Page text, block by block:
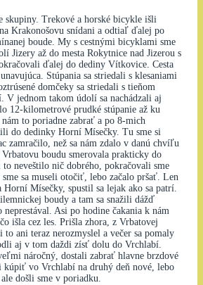
skupiny. Trekové a horské bicykle išli
Krakonošovu snídani a odtiaľ ďalej po
boude. My s cestnými bicyklami sme
Jizery až do mesta Rokytnice nad Jizerou s
ďalej do dediny Vítkovice. Cesta
Stúpania sa striedali s klesaniami
domčeky sa striedali s tieňom
V jednom takom údolí sa nachádzali aj
12-kilometrové prudké stúpanie až ku
to poriadne zabrať a po 8-mich
do dedinky Horní Mísečky. Tu sme si
zamračilo, než sa nám zdalo v danú chvíľu
Vrbatovu boudu smerovala prakticky do
neveštilo nič dobrého, pokračovali sme
sa museli otočiť, lebo začalo pršať. Len
Horní Mísečky, spustil sa lejak ako sa patrí.
boudy a tam sa snažili dážď
Asi po hodine čakania k nám
išla cez les. Prišla zhora, z Vrbatovej
to ani teraz nerozmyslel a večer sa pomaly
aj v tom daždi zísť dolu do Vrchlabí.
náročný, dostali zabrať hlavne brzdové
kúpiť vo Vrchlabí na druhý deň nové, lebo
došli sme v poriadku.